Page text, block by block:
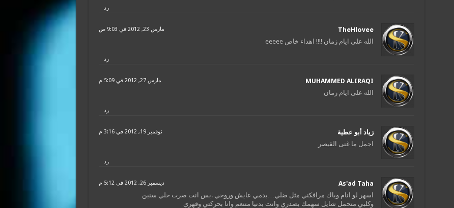
رد
TheHlovee مارس 23, 2012 في 9:03 ص
الله على ايام زمان !!!! اهداء خاص eeeee
رد
MUHAMMED ALIRAQI مارس 27, 2012 في 5:09 م
الله على ايام زمان
رد
زياد أبو عطية نوفمبر 19, 2012 في 3:16 م
اجمل ما غنى القيصر
رد
As'ad Taha ديسمبر 26, 2012 في 5:12 م
اسهر لو انام وياك مرافكني مثل ضلي…بدمي عايش وروحي .بس انت صرت خلي سنين
وكلبي متحمل شايل سهمك بصدري وانت بدنيا متنعم وانا بحركتي وقهري